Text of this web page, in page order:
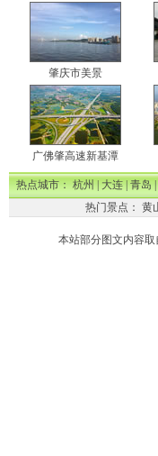
肇庆市美景
广佛肇高速新基潭
热点城市：杭州|大连|青岛|
热门景点： 黄
本站部分图文内容